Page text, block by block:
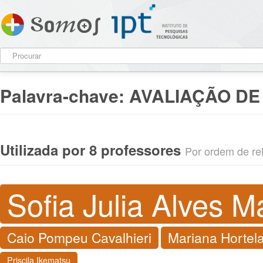
Palavra-chave: AVALIAÇÃO
Utilizada por 8 professores Por ordem de
Sofia Julia Alves
Caio Pompeu Cavalhieri Mariana
Priscila Ikematsu